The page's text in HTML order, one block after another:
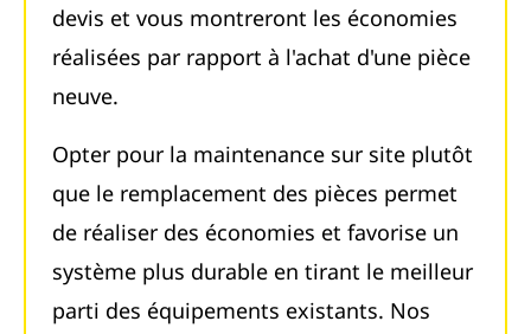
devis et vous montreront les économies
réalisées par rapport à l'achat d'une pièce
neuve.
Opter pour la maintenance sur site plutôt
que le remplacement des pièces permet
de réaliser des économies et favorise un
système plus durable en tirant le meilleur
parti des équipements existants. Nos